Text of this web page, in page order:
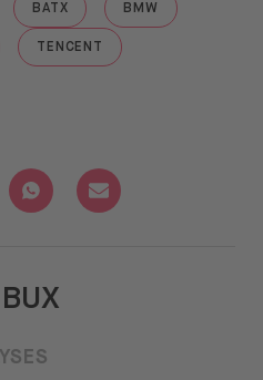
"BAIDU"
BATX
GO TO "BATX"
BMW
GO TO "BMW"
"OATLY"
TENCENT
GO TO "TENCENT"
with Linkedin
Share with Whatsapp
Share with Email